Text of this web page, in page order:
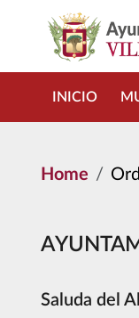
INICIO
Home
Saluda del